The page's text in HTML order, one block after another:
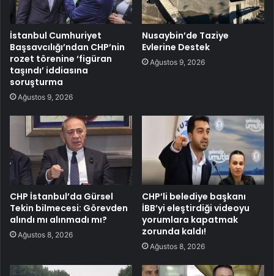
İstanbul Cumhuriyet
Başsavcılığı’ndan CHP’nin
rozet törenine ‘figüran
taşındı’ iddiasına
soruşturma
Ağustos 9, 2026
Nusaybin’de Taziye
Evlerine Destek
Ağustos 9, 2026
CHP İstanbul’da Gürsel
Tekin bilmecesi: Görevden
alındı mı alınmadı mı?
Ağustos 8, 2026
CHP’li belediye başkanı
İBB’yi eleştirdiği videoyu
yorumlara kapatmak
zorunda kaldı!
Ağustos 8, 2026